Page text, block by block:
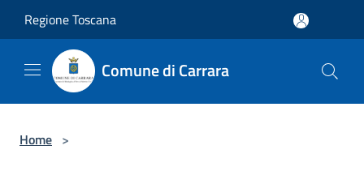
Regione Toscana
Comune di Carrara
Home >